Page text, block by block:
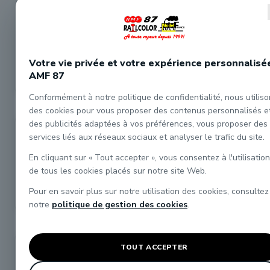

1 ensemble cylindre
de frein + reservoir
d'air
2 vidanges de
citernes en bronze
10,80 €

RUPTURE DE STOCK
4 trappes de
toiture pour voiture
Métallique EST
Roco
7,70 €
Voir détails
8 porte drapeaux
simples + 2 portes
2 blocs de
ventilation forcée
Votre vie privée et votre expérience
AMF 87
Conformément à notre politique de confidentialité, nous
des cookies pour vous proposer des contenus personnalisés
des publicités adaptées à vos préférences, vous proposer des
services liés aux réseaux sociaux et analyser le trafic du site.
En cliquant sur « Tout accepter », vous consentez à l'utilisation
de tous les cookies placés sur notre site Web.
Pour en savoir plus sur notre utilisation des cookies, consultez
notre politique de gestion des cookies.
TOUT ACCEPTER